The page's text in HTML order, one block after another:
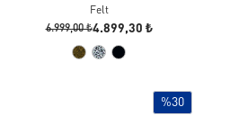
Felt
6.999,00 ₺4.899,30 ₺
%30